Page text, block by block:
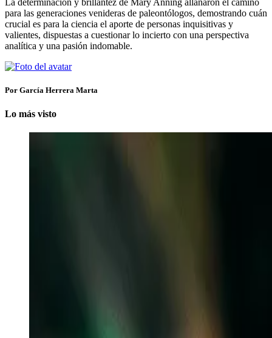
para las generaciones venideras de paleontólogos, demostrando cuán
crucial es para la ciencia el aporte de personas inquisitivas y
valientes, dispuestas a cuestionar lo incierto con una perspectiva
analítica y una pasión indomable.
Por García Herrera Marta
Lo más visto